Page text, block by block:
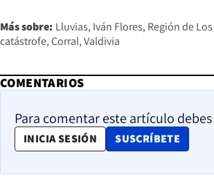
Más sobre: Lluvias Iván Flores Región de
catástrofe Corral Valdivia
COMENTARIOS
Para comentar este artículo
INICIA SESIÓN SUSCRÍBETE
OPENS IN NEW